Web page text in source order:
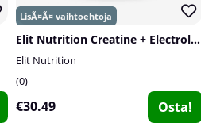
Elit Nutrition Creatine + Electrolytes, 270 g
Elit Nutrition
0
€30.49 Osta!